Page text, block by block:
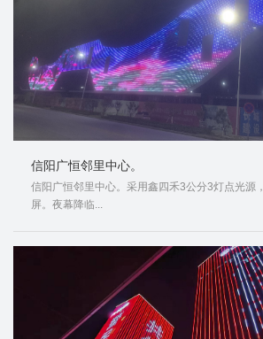
信阳广恒邻里中心。
信阳广恒邻里中心。采用鑫四禾3公分3灯点光源
屏。夜幕降临...